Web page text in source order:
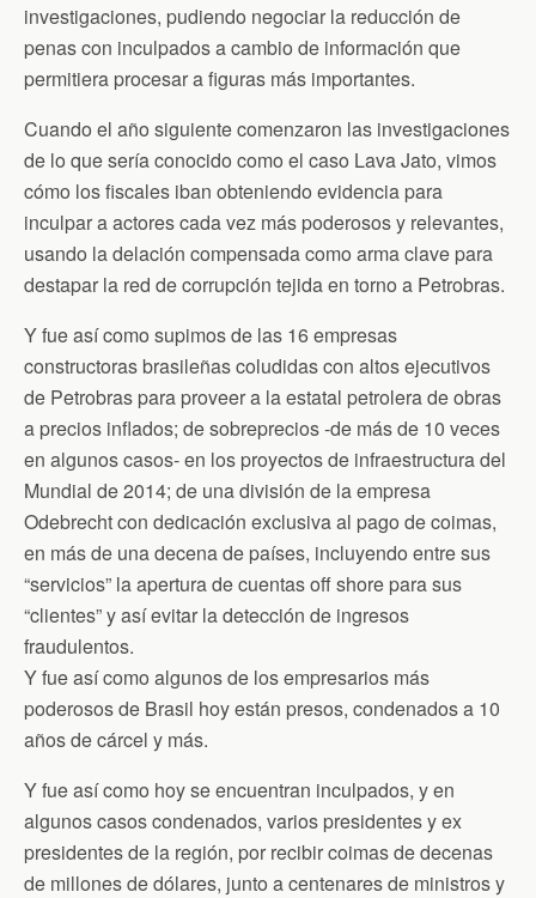
investigaciones, pudiendo negociar la reducción de
penas con inculpados a cambio de información que
permitiera procesar a figuras más importantes.
Cuando el año siguiente comenzaron las investigaciones
de lo que sería conocido como el caso Lava Jato, vimos
cómo los fiscales iban obteniendo evidencia para
inculpar a actores cada vez más poderosos y relevantes,
usando la delación compensada como arma clave para
destapar la red de corrupción tejida en torno a Petrobras.
Y fue así como supimos de las 16 empresas
constructoras brasileñas coludidas con altos ejecutivos
de Petrobras para proveer a la estatal petrolera de obras
a precios inflados; de sobreprecios -de más de 10 veces
en algunos casos- en los proyectos de infraestructura del
Mundial de 2014; de una división de la empresa
Odebrecht con dedicación exclusiva al pago de coimas,
en más de una decena de países, incluyendo entre sus
“servicios” la apertura de cuentas off shore para sus
“clientes” y así evitar la detección de ingresos
fraudulentos.
Y fue así como algunos de los empresarios más
poderosos de Brasil hoy están presos, condenados a 10
años de cárcel y más.
Y fue así como hoy se encuentran inculpados, y en
algunos casos condenados, varios presidentes y ex
presidentes de la región, por recibir coimas de decenas
de millones de dólares, junto a centenares de ministros y